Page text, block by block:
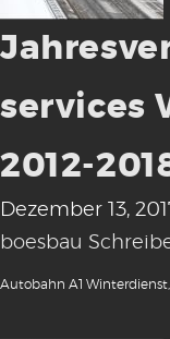
services
2012-
Dezember 13,
boesbau
Autobahn A1